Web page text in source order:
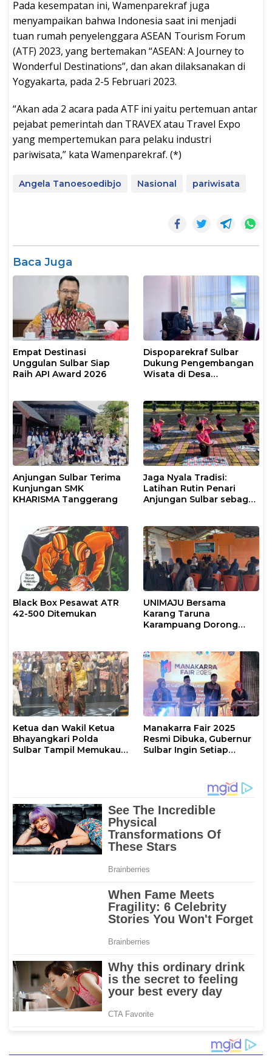
Pada kesempatan ini, Wamenparekraf juga
menyampaikan bahwa Indonesia saat ini menjadi
tuan rumah penyelenggara ASEAN Tourism Forum
(ATF) 2023, yang bertemakan “ASEAN: A Journey to
Wonderful Destinations”, dan akan dilaksanakan di
Yogyakarta, pada 2-5 Februari 2023.
“Akan ada 2 acara pada ATF ini yaitu pertemuan antar
pejabat pemerintah dan TRAVEX atau Travel Expo
yang mempertemukan para pelaku industri
pariwisata,” kata Wamenparekraf. (*)
Angela Tanoesoedibjo Nasional pariwisata
Baca Juga
Empat Destinasi
Unggulan Sulbar Siap
Raih API Award 2026
Dispoparekraf Sulbar
Dukung Pengembangan
Wisata di Desa
Anjungan Sulbar Terima
Kunjungan SMK
KHARISMA Tanggerang
Jaga Nyala Tradisi:
Latihan Rutin Penari
Anjungan Sulbar sebagai
Black Box Pesawat ATR
42-500 Ditemukan
UNIMAJU Bersama
Karang Taruna
Karampuang Dorong
Ketua dan Wakil Ketua
Bhayangkari Polda
Sulbar Tampil Memukau
Manakarra Fair 2025
Resmi Dibuka, Gubernur
Sulbar Ingin Setiap